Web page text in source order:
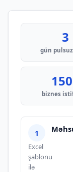
3
gün pulsuz
biznes
Excel
şablonu
ilə